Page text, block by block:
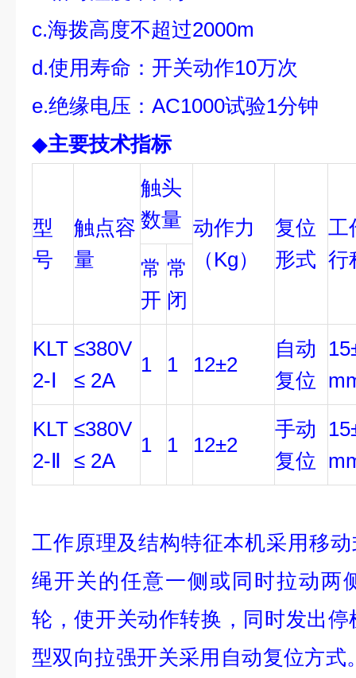
c.海拨高度不超过2000m
d.使用寿命：开关动作10万次
e.绝缘电压：AC1000试验1分钟
◆主要技术指标
型
号
触点容
量
触头
数量 动作力
（Kg）
复位
形式
工
行
常
开
常
闭
KLT
2-Ⅰ
≤380V
≤ 2A
1 1 12±2
自动
复位
KLT
2-Ⅱ
≤380V
≤ 2A
1 1 12±2
手动
复位
工作原理及结构特征本机采用移
绳开关的任意一侧或同时拉动两
轮，使开关动作转换，同时发出停
型双向拉强开关采用自动复位方式